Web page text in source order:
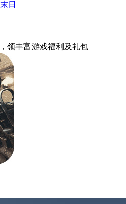
末日
，领丰富游戏福利 及礼包